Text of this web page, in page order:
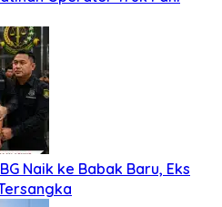
Naik ke Babak Baru, Eks